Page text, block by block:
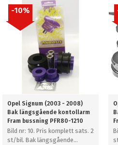
Opel Signum (2003 - 2008)
Bak längsgående kontollarm
Fram bussning PFR80-1210
Bild nr: 10. Pris komplett sats. 2
st/bil. Bak längsgående
10%